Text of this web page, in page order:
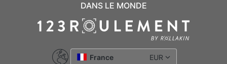
DANS LE MONDE
France EUR